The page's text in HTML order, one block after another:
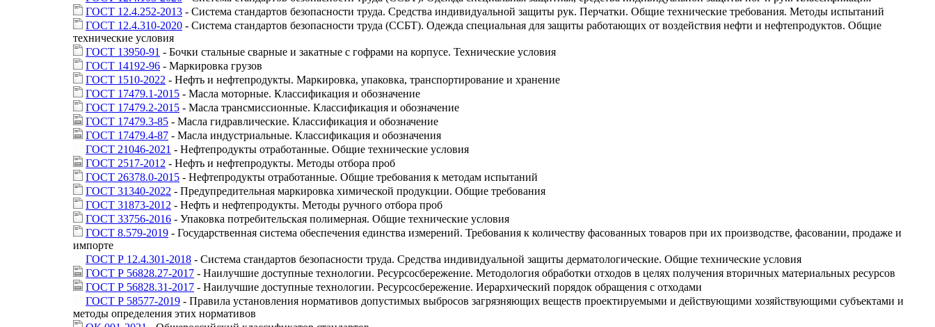
ГОСТ 12.4.252-2013 - Система стандартов безопасности труда. Средства индивидуальной защиты рук. Перчатки. Общие технические требования. Методы испытаний
ГОСТ 12.4.310-2020 - Система стандартов безопасности труда (ССБТ). Одежда специальная для защиты работающих от воздействия нефти и нефтепродуктов. Общие
технические условия
ГОСТ 13950-91 - Бочки стальные сварные и закатные с гофрами на корпусе. Технические условия
ГОСТ 14192-96 - Маркировка грузов
ГОСТ 1510-2022 - Нефть и нефтепродукты. Маркировка, упаковка, транспортирование и хранение
ГОСТ 17479.1-2015 - Масла моторные. Классификация и обозначение
ГОСТ 17479.2-2015 - Масла трансмиссионные. Классификация и обозначение
ГОСТ 17479.3-85 - Масла гидравлические. Классификация и обозначение
ГОСТ 17479.4-87 - Масла индустриальные. Классификация и обозначения
ГОСТ 21046-2021 - Нефтепродукты отработанные. Общие технические условия
ГОСТ 2517-2012 - Нефть и нефтепродукты. Методы отбора проб
ГОСТ 26378.0-2015 - Нефтепродукты отработанные. Общие требования к методам испытаний
ГОСТ 31340-2022 - Предупредительная маркировка химической продукции. Общие требования
ГОСТ 31873-2012 - Нефть и нефтепродукты. Методы ручного отбора проб
ГОСТ 33756-2016 - Упаковка потребительская полимерная. Общие технические условия
ГОСТ 8.579-2019 - Государственная система обеспечения единства измерений. Требования к количеству фасованных товаров при их производстве, фасовании, продаже и
импорте
ГОСТ Р 12.4.301-2018 - Система стандартов безопасности труда. Средства индивидуальной защиты дерматологические. Общие технические условия
ГОСТ Р 56828.27-2017 - Наилучшие доступные технологии. Ресурсосбережение. Методология обработки отходов в целях получения вторичных материальных ресурсов
ГОСТ Р 56828.31-2017 - Наилучшие доступные технологии. Ресурсосбережение. Иерархический порядок обращения с отходами
ГОСТ Р 58577-2019 - Правила установления нормативов допустимых выбросов загрязняющих веществ проектируемыми и действующими хозяйствующими субъектами и
методы определения этих нормативов